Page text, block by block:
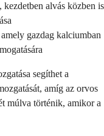
kezdetben alvás közben is
gazdag kalciumban
segíthet a
amíg az orvos
múlva történik, amikor a